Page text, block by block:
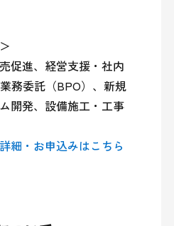
促進、経営支援・社内
務委託（BPO）、新規
開発、設備施工・工事
細・お申込みはこちら